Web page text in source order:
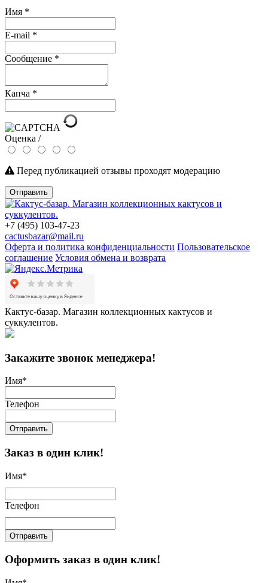
Имя *
E-mail *
Сообщение *
Капча *
Оценка /
Перед публикацией отзывы проходят модерацию
Отправить
+7 (495) 103-47-23
cactusbazar@mail.ru
Оферта и политика конфиденциальности Пользовательское
соглашение Условия обмена и возврата
Кактус-базар. Магазин коллекционных кактусов и
суккулентов.
Закажите звонок менеджера!
Имя*
Телефон
Отправить
Заказ в один клик!
Имя*
Телефон
Отправить
Оформить заказ в один клик!